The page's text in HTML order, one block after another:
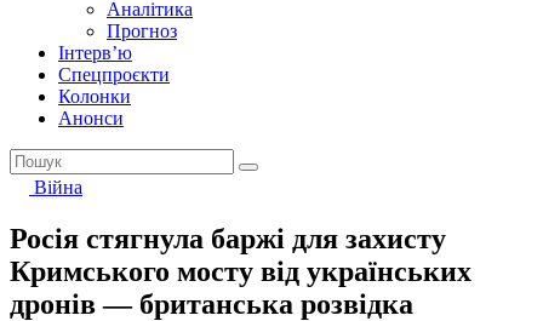
Аналітика
Прогноз
Інтерв’ю
Спецпроєкти
Колонки
Анонси
Війна
Росія стягнула баржі для захисту
Кримського мосту від українських
дронів — британська розвідка